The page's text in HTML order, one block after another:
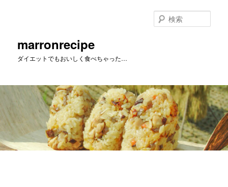
へ
marronrecipe
ダイエットでもおいしく食べちゃった…
索